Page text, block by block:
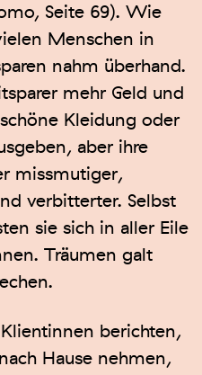
Seite 69). Wie
Menschen in
nahm überhand.
mehr Geld und
Kleidung oder
aber ihre
missmutiger,
verbitterter. Selbst
sie sich in aller Eile
Träumen galt
berichten,
Hause nehmen,